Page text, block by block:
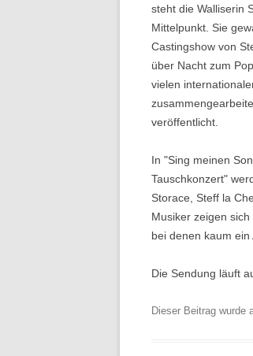
steht die Walliserin
Mittelpunkt. Sie
Castingshow von
über Nacht zum
vielen
veröffentlicht.
In "Sing meinen
Tauschkonzert"
Storace, Steff la
Musiker zeigen
bei denen kaum
Die Sendung läuft
Dieser Beitrag wurde